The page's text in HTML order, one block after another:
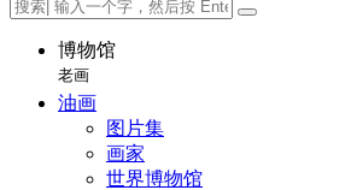
博物馆
老画
油画
图片集
画家
世界博物馆